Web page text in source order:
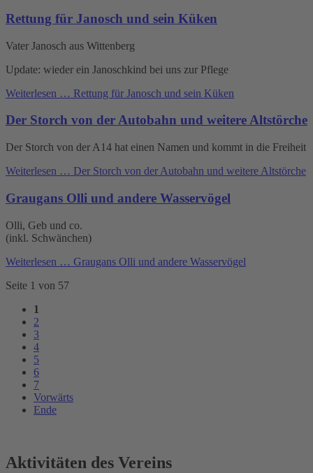
Rettung für Janosch und sein Küken
Vater Janosch aus Wittenberg
Update: wieder ein Janoschkind bei uns zur Pflege
Weiterlesen … Rettung für Janosch und sein Küken
Der Storch von der Autobahn und weitere Altstörche
Der Storch von der A14 hat einen Namen und kommt in die Freiheit
Weiterlesen … Der Storch von der Autobahn und weitere Altstörche
Graugans Olli und andere Wasservögel
Olli, Geb und co.
(inkl. Schwänchen)
Weiterlesen … Graugans Olli und andere Wasservögel
Seite 1 von 57
1
2
3
4
5
6
7
Vorwärts
Ende
Aktivitäten des Vereins